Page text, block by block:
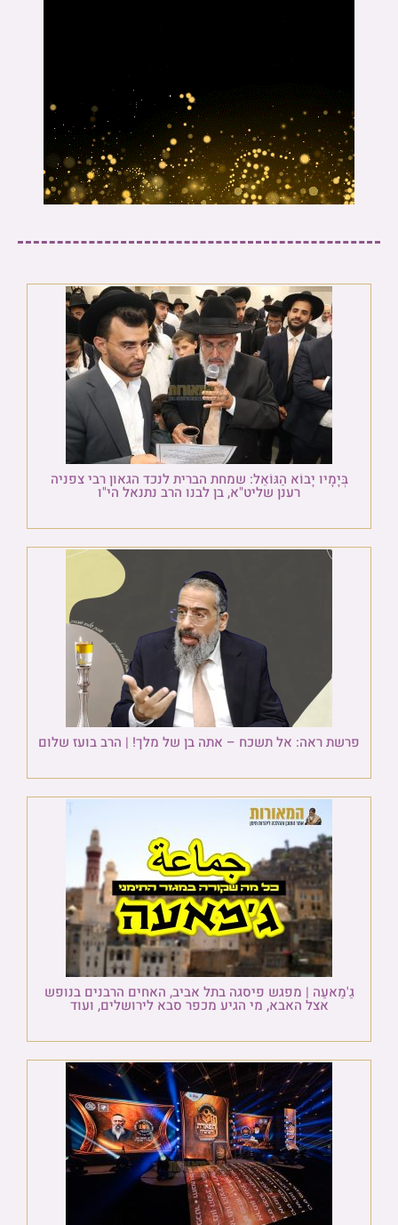
בְּיָמָיו יָבוֹא הַגּוֹאֵל: שמחת הברית לנכד הגאון רבי צפניה
רענן שליט"א, בן לבנו הרב נתנאל הי"ו
פרשת ראה: אל תשכח – אתה בן של מלך! | הרב בועז שלום
גַ'מַאעַה | מפגש פיסגה בתל אביב, האחים הרבנים בנופש
אצל האבא, מי הגיע מכפר סבא לירושלים, ועוד